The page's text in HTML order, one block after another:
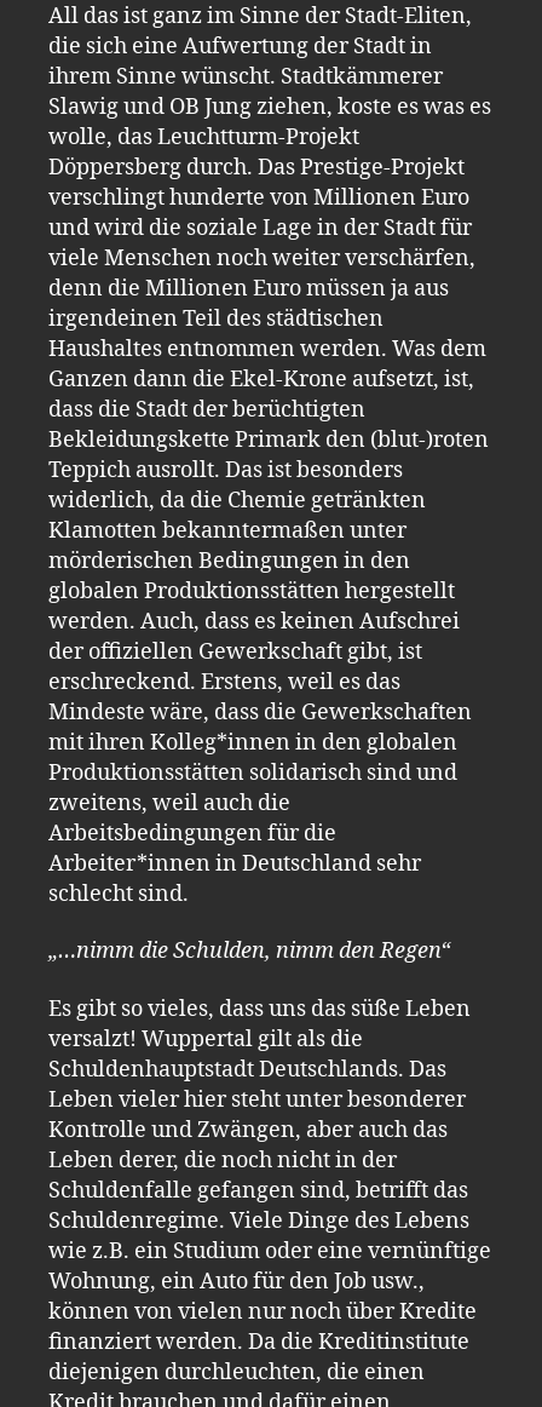
All das ist ganz im Sinne der Stadt-Eliten,
die sich eine Aufwertung der Stadt in
ihrem Sinne wünscht. Stadtkämmerer
Slawig und OB Jung ziehen, koste es was es
wolle, das Leuchtturm-Projekt
Döppersberg durch. Das Prestige-Projekt
verschlingt hunderte von Millionen Euro
und wird die soziale Lage in der Stadt für
viele Menschen noch weiter verschärfen,
denn die Millionen Euro müssen ja aus
irgendeinen Teil des städtischen
Haushaltes entnommen werden. Was dem
Ganzen dann die Ekel-Krone aufsetzt, ist,
dass die Stadt der berüchtigten
Bekleidungskette Primark den (blut-)roten
Teppich ausrollt. Das ist besonders
widerlich, da die Chemie getränkten
Klamotten bekanntermaßen unter
mörderischen Bedingungen in den
globalen Produktionsstätten hergestellt
werden. Auch, dass es keinen Aufschrei
der offiziellen Gewerkschaft gibt, ist
erschreckend. Erstens, weil es das
Mindeste wäre, dass die Gewerkschaften
mit ihren Kolleg*innen in den globalen
Produktionsstätten solidarisch sind und
zweitens, weil auch die
Arbeitsbedingungen für die
Arbeiter*innen in Deutschland sehr
schlecht sind.
„…nimm die Schulden, nimm den Regen“
Es gibt so vieles, dass uns das süße Leben
versalzt! Wuppertal gilt als die
Schuldenhauptstadt Deutschlands. Das
Leben vieler hier steht unter besonderer
Kontrolle und Zwängen, aber auch das
Leben derer, die noch nicht in der
Schuldenfalle gefangen sind, betrifft das
Schuldenregime. Viele Dinge des Lebens
wie z.B. ein Studium oder eine vernünftige
Wohnung, ein Auto für den Job usw.,
können von vielen nur noch über Kredite
finanziert werden. Da die Kreditinstitute
diejenigen durchleuchten, die einen